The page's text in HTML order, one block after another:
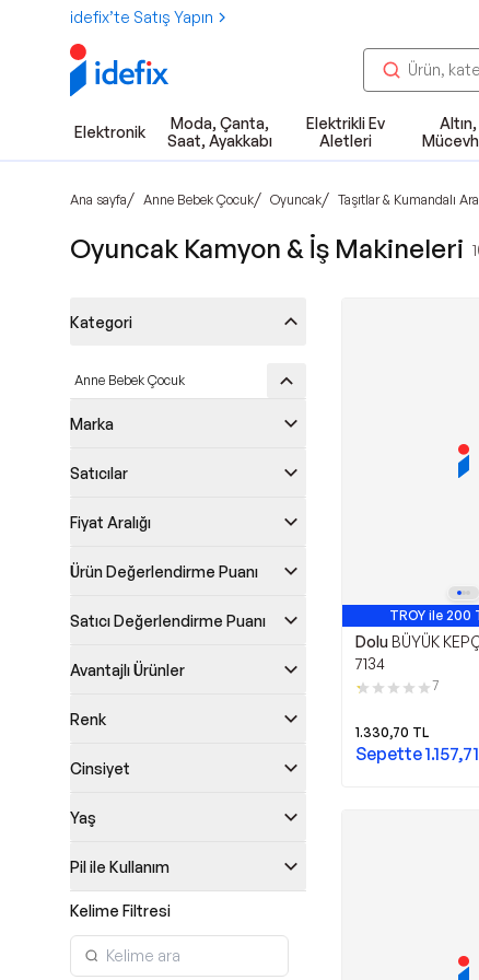
idefix’te Satış Yapın
Elektronik
Moda, Çanta,
Saat, Ayakkabı
Elektrikli Ev
Aletleri
Altın,
Ana sayfa/ Anne Bebek Çocuk/ Oyuncak/ Taşıtlar & Kumandalı
Oyuncak Kamyon & İş Makineleri
Kategori
Anne Bebek Çocuk
Marka
Satıcılar
Fiyat Aralığı
Ürün Değerlendirme Puanı
Satıcı Değerlendirme Puanı
Avantajlı Ürünler
Renk
Cinsiyet
Yaş
Pil ile Kullanım
Kelime Filtresi
TROY ile 200
Dolu BÜYÜK
7134
7
1.330,70 TL
Sepette1.157,71